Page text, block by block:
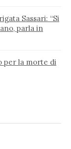
Sassari: “Si
parla in
per la morte di